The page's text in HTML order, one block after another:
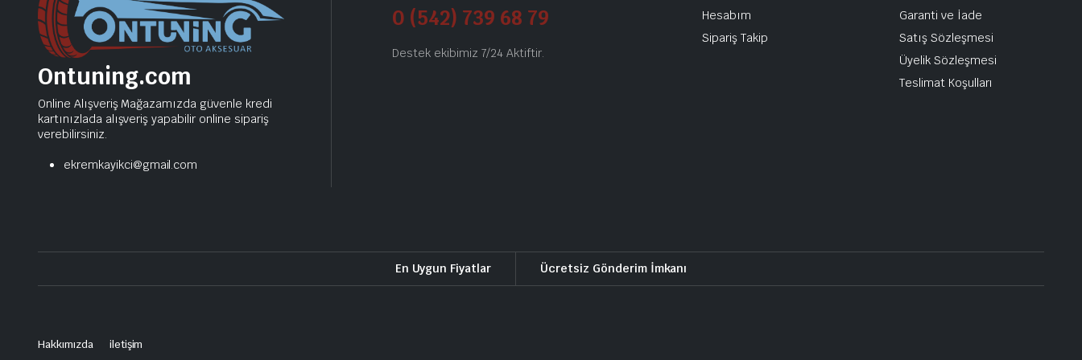
Ontuning.com
Online Alışveriş Mağazamızda güvenle kredi
kartınızlada alışveriş yapabilir online sipariş
verebilirsiniz.
ekremkayikci@gmail.com
0 (542) 739 68 79
Destek ekibimiz 7/24 Aktiftir.
Hesabım
Sipariş Takip
Garanti ve İade
Satış Sözleşmesi
Üyelik Sözleşmesi
Teslimat Koşulları
En Uygun Fiyatlar Ücretsiz Gönderim İmkanı
Hakkımızda iletişim